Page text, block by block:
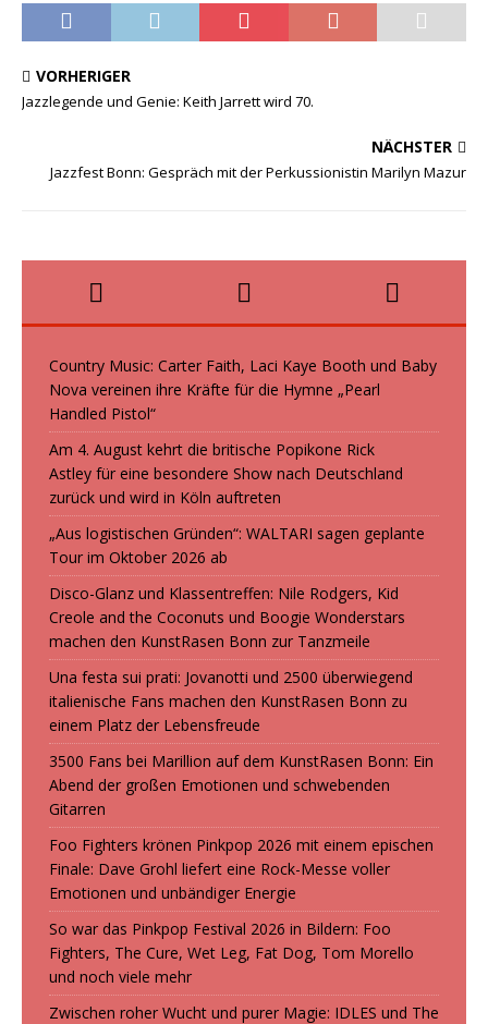
c
e
b
o
st
o
d
n
ai le
VORHERIGER
Jazzlegende und Genie: Keith Jarrett wird 70.
NÄCHSTER
Jazzfest Bonn: Gespräch mit der Perkussionistin Marilyn Mazur
Country Music: Carter Faith, Laci Kaye Booth und Baby
Nova vereinen ihre Kräfte für die Hymne „Pearl
Handled Pistol“
Am 4. August kehrt die britische Popikone Rick
Astley für eine besondere Show nach Deutschland
zurück und wird in Köln auftreten
„Aus logistischen Gründen“: WALTARI sagen geplante
Tour im Oktober 2026 ab
Disco-Glanz und Klassentreffen: Nile Rodgers, Kid
Creole and the Coconuts und Boogie Wonderstars
machen den KunstRasen Bonn zur Tanzmeile
Una festa sui prati: Jovanotti und 2500 überwiegend
italienische Fans machen den KunstRasen Bonn zu
einem Platz der Lebensfreude
3500 Fans bei Marillion auf dem KunstRasen Bonn: Ein
Abend der großen Emotionen und schwebenden
Gitarren
Foo Fighters krönen Pinkpop 2026 mit einem epischen
Finale: Dave Grohl liefert eine Rock-Messe voller
Emotionen und unbändiger Energie
So war das Pinkpop Festival 2026 in Bildern: Foo
Fighters, The Cure, Wet Leg, Fat Dog, Tom Morello
und noch viele mehr
Zwischen roher Wucht und purer Magie: IDLES und The